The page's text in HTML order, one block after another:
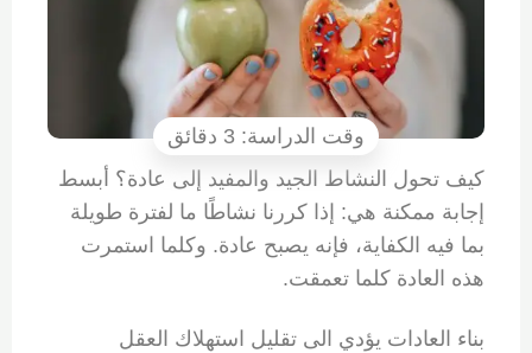
كيف تحول النشاط الجيد والمفيد إلى عادة؟ أبسط
إجابة ممكنة هي: إذا كررنا نشاطًا ما لفترة طويلة
بما فيه الكفاية، فإنه يصبح عادة. وكلما استمرت
هذه العادة كلما تعمقت.
بناء العادات يؤدي الى تقليل استهلاك العقل